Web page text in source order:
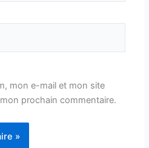
mon e-mail et mon site
prochain commentaire.